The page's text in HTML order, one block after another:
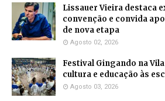
Lissauer Vieira destaca
convenção e convida
de nova etapa
Agosto 02, 2026
Festival Gingando na
cultura e educação às
Agosto 03, 2026